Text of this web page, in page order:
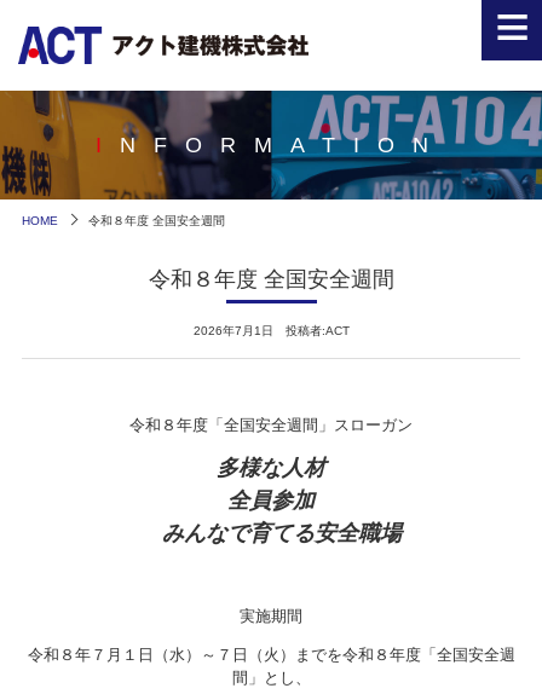
INFORMATION
HOME 令和８年度 全国安全週間
令和８年度 全国安全週間
2026年7月1日 投稿者:ACT
令和８年度「全国安全週間」スローガン
多様な人材
全員参加
みんなで育てる安全職場
実施期間
令和８年７月１日（水）～７日（火）までを令和８年度「全国安全週
間」とし、
≡